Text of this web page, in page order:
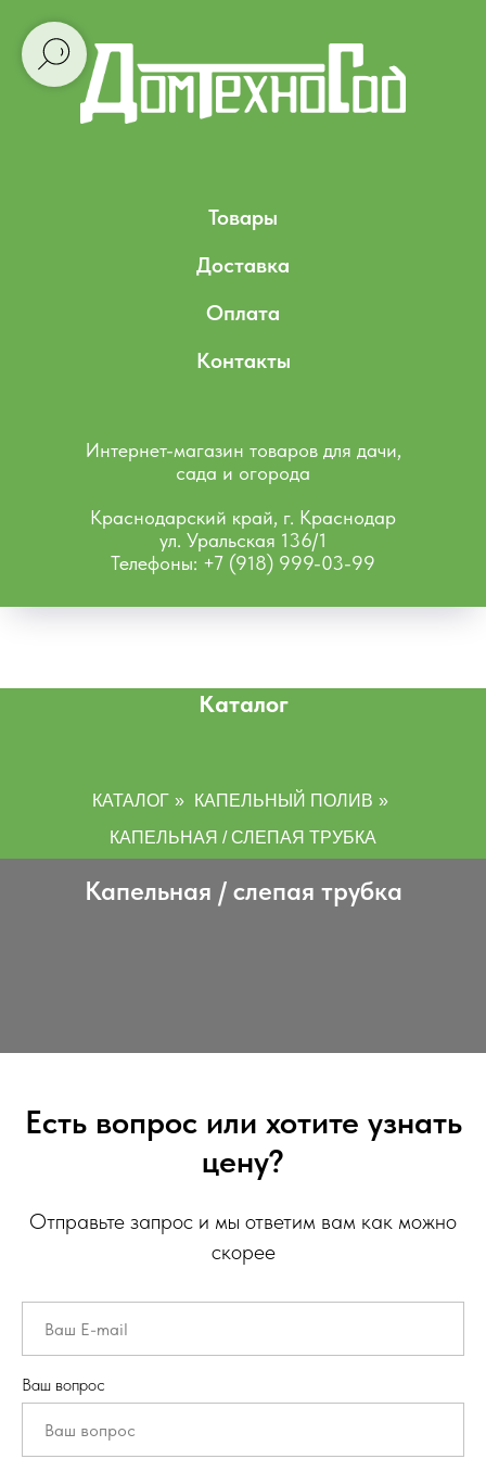
Товары
Доставка
Оплата
Контакты
Интернет-магазин товаров для дачи,
сада и огорода
Краснодарский край, г. Краснодар
ул. Уральская 136/1
Телефоны: +7 (918) 999-03-99
Каталог
КАТАЛОГ » КАПЕЛЬНЫЙ ПОЛИВ »
КАПЕЛЬНАЯ / СЛЕПАЯ ТРУБКА
Капельная / слепая трубка
Есть вопрос или хотите узнать
цену?
Отправьте запрос и мы ответим вам как можно
скорее
Ваш вопрос